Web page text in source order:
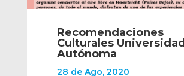
Recomendaciones
Culturales Universidad
Autónoma
28 de Ago, 2020